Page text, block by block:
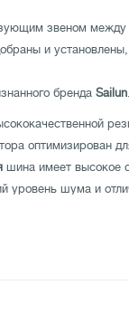
звеном между
и
бренда Sailun.
оптимизирован
шина имеет высокое
уровень шума и
шина